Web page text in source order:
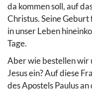
da kommen soll, auf
Christus. Seine
in unser Leben
Tage.
Aber wie bestellen wir
Jesus ein? Auf diese
des Apostels Paulus